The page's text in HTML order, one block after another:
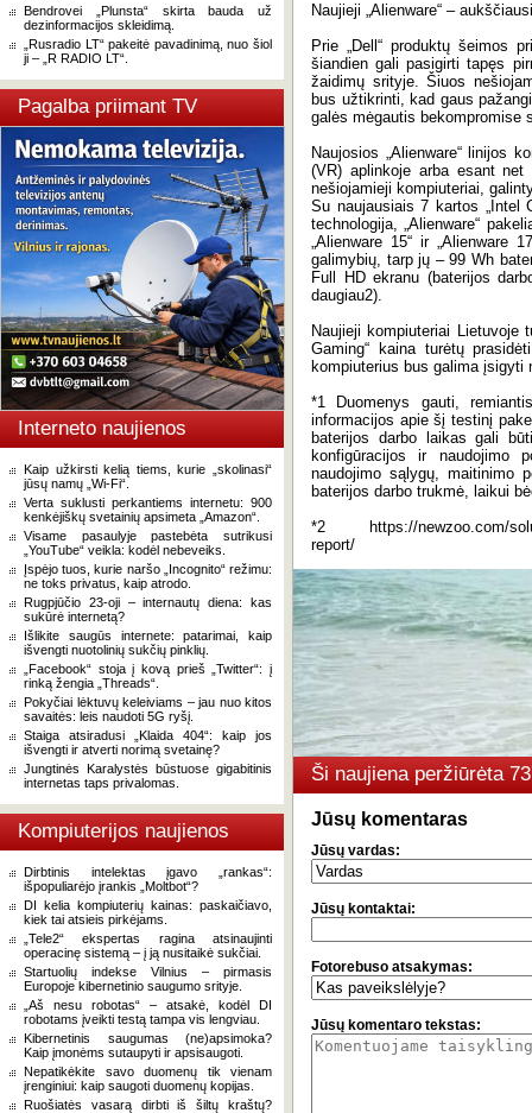
Bendrovei „Plunsta“ skirta bauda už
dezinformacijos skleidimą.
„Rusradio LT“ pakeitė pavadinimą, nuo šiol
ji – „R RADIO LT“.
Pagalba priimant TV
Interneto naujienos
Kaip užkirsti kelią tiems, kurie „skolinasi“
jūsų namų „Wi-Fi“.
Verta suklusti perkantiems internetu: 900
kenkėjiškų svetainių apsimeta „Amazon“.
Visame pasaulyje pastebėta sutrikusi
„YouTube“ veikla: kodėl nebeveiks.
Įspėjo tuos, kurie naršo „Incognito“ režimu:
ne toks privatus, kaip atrodo.
Rugpjūčio 23-oji – internautų diena: kas
sukūrė internetą?
Išlikite saugūs internete: patarimai, kaip
išvengti nuotolinių sukčių pinklių.
„Facebook“ stoja į kovą prieš „Twitter“: į
rinką žengia „Threads“.
Pokyčiai lėktuvų keleiviams – jau nuo kitos
savaitės: leis naudoti 5G ryšį.
Staiga atsiradusi „Klaida 404“: kaip jos
išvengti ir atverti norimą svetainę?
Jungtinės Karalystės būstuose gigabitinis
internetas taps privalomas.
Kompiuterijos naujienos
Dirbtinis intelektas įgavo „rankas“:
išpopuliarėjo įrankis „Moltbot“?
DI kelia kompiuterių kainas: paskaičiavo,
kiek tai atsieis pirkėjams.
„Tele2“ ekspertas ragina atsinaujinti
operacinę sistemą – į ją nusitaikė sukčiai.
Startuolių indekse Vilnius – pirmasis
Europoje kibernetinio saugumo srityje.
„Aš nesu robotas“ – atsakė, kodėl DI
robotams įveikti testą tampa vis lengviau.
Kibernetinis saugumas (ne)apsimoka?
Kaip įmonėms sutaupyti ir apsisaugoti.
Nepatikėkite savo duomenų tik vienam
įrenginiui: kaip saugoti duomenų kopijas.
Ruošiatės vasarą dirbti iš šiltų kraštų?
Naujieji „Alienware“ –
Prie „Dell“ produktų šeimos
šiandien gali pasigirti tapęs
žaidimų srityje. Šiuos
bus užtikrinti, kad gaus
galės mėgautis bekompromise
Naujosios „Alienware“ linijos
(VR) aplinkoje arba esant
nešiojamieji kompiuteriai,
Su naujausiais 7 kartos „Intel
technologija, „Alienware“
„Alienware 15“ ir „Alienware
galimybių, tarp jų – 99 Wh
Full HD ekranu (baterijos
daugiau2).
Naujieji kompiuteriai Lietuvoje
Gaming“ kaina turėtų
kompiuterius bus galima įsigyti
*1 Duomenys gauti,
informacijos apie šį testinį
baterijos darbo laikas gali
konfigūracijos ir naudojimo
naudojimo sąlygų, maitinimo
baterijos darbo trukmė, laikui
*2 https://newzoo.com/
report/
Ši naujiena peržiūrėta
Jūsų komentaras
Jūsų vardas:
Jūsų kontaktai:
Fotorebuso atsakymas:
Jūsų komentaro tekstas: